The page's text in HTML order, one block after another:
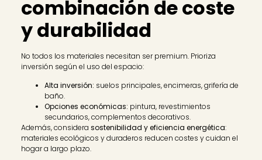
combinación de coste
y durabilidad
No todos los materiales necesitan ser premium. Prioriza
inversión según el uso del espacio:
Alta inversión: suelos principales, encimeras, grifería de
baño.
Opciones económicas: pintura, revestimientos
secundarios, complementos decorativos.
Además, considera sostenibilidad y eficiencia energética:
materiales ecológicos y duraderos reducen costes y cuidan el
hogar a largo plazo.